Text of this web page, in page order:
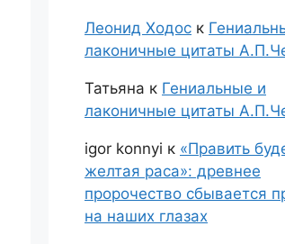
Леонид Ходос к
лаконичные цитаты
Татьяна к Гениальные и
лаконичные цитаты
igor konnyi к «Править
желтая раса»: древнее
пророчество сбывается
на наших глазах